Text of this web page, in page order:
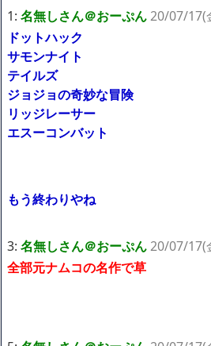
買収されてしまう
ハードオフに売っていた4万4000円の
ｗｗｗｗｗ「こんな高いの？ｗｗ」「逆
【閲覧注意】俺が近くにいると機械が
私は6年間「子無し既婚女性」で人か
たけど子無しの原因は親の教えのせいか
Powered by livedoor 相互RSS
1: 名無しさん＠おーぷん20/07/17(
ドットハック
サモンナイト
テイルズ
ジョジョの奇妙な冒険
リッジレーサー
エスーコンバット
もう終わりやね
3: 名無しさん＠おーぷん20/07/17(
全部元ナムコの名作で草